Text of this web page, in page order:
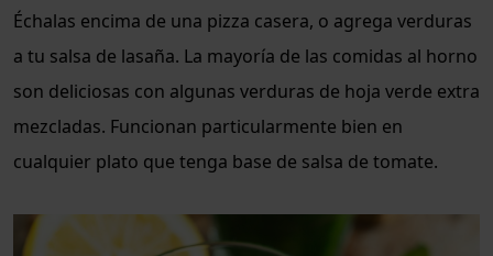
Échalas encima de una pizza casera, o agrega verduras
a tu salsa de lasaña. La mayoría de las comidas al horno
son deliciosas con algunas verduras de hoja verde extra
mezcladas. Funcionan particularmente bien en
cualquier plato que tenga base de salsa de tomate.